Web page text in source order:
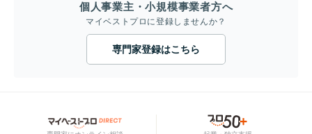
個人事業主・小規模事業者方へ
マイベストプロに登録しませんか？
専門家登録はこちら